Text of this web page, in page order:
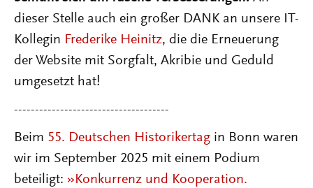
dieser Stelle auch ein großer DANK an unsere IT-
Kollegin Frederike Heinitz, die die Erneuerung
der Website mit Sorgfalt, Akribie und Geduld
umgesetzt hat!
-------------------------------------
Beim 55. Deutschen Historikertag in Bonn waren
wir im September 2025 mit einem Podium
beteiligt: »Konkurrenz und Kooperation.